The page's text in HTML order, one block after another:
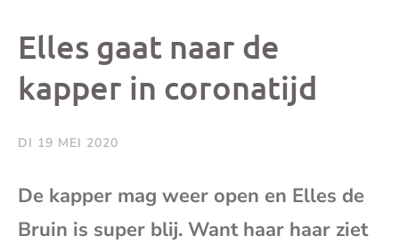
berichtbericht
Elles gaat naar de
kapper in coronatijd
DI 19 MEI 2020
De kapper mag weer open en Elles de
Bruin is super blij. Want haar haar ziet